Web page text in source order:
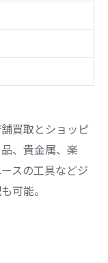
買取とショッピ
、貴金属、楽
スの工具などジ
可能。